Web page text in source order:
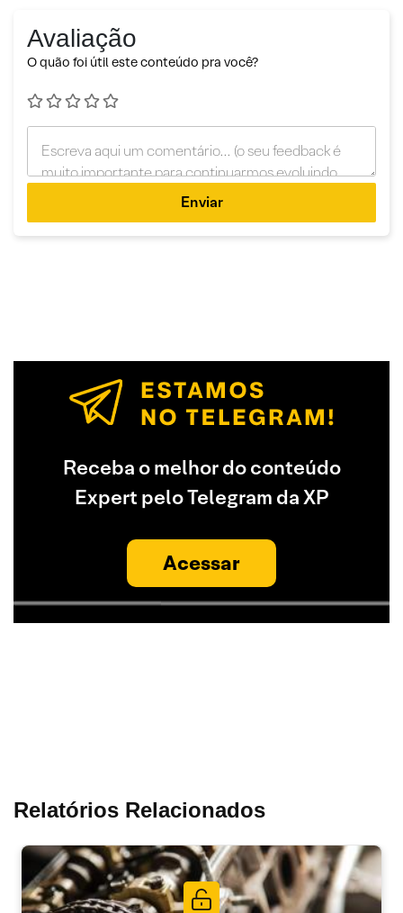
Avaliação
O quão foi útil este conteúdo pra você?
Enviar
Receba o melhor do conteúdo
Expert pelo Telegram da XP
Acessar
Relatórios Relacionados